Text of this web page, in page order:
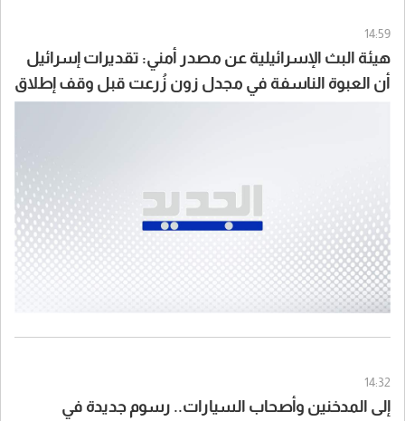
14:59
هيئة البث الإسرائيلية عن مصدر أمني: تقديرات إسرائيل
أن العبوة الناسفة في مجدل زون زُرعت قبل وقف إطلاق
14:32
إلى المدخنين وأصحاب السيارات.. رسوم جديدة في